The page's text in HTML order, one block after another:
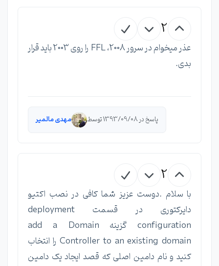
2
عذر میخوام در سرور 2008، FFL را روی 2003 باید قرار
بدی.
پاسخ در 1393/09/08 توسط مهدی مالمیر
2
با سلام .دوست عزیز شما کافی در نصب اکتیو
دایرکتوری در قسمت deployment
configuration گزینه add a Domain
Controller to an existing domain را انتخاب
کنید و نام دامین اصلی که قصد ایجاد یک دامین